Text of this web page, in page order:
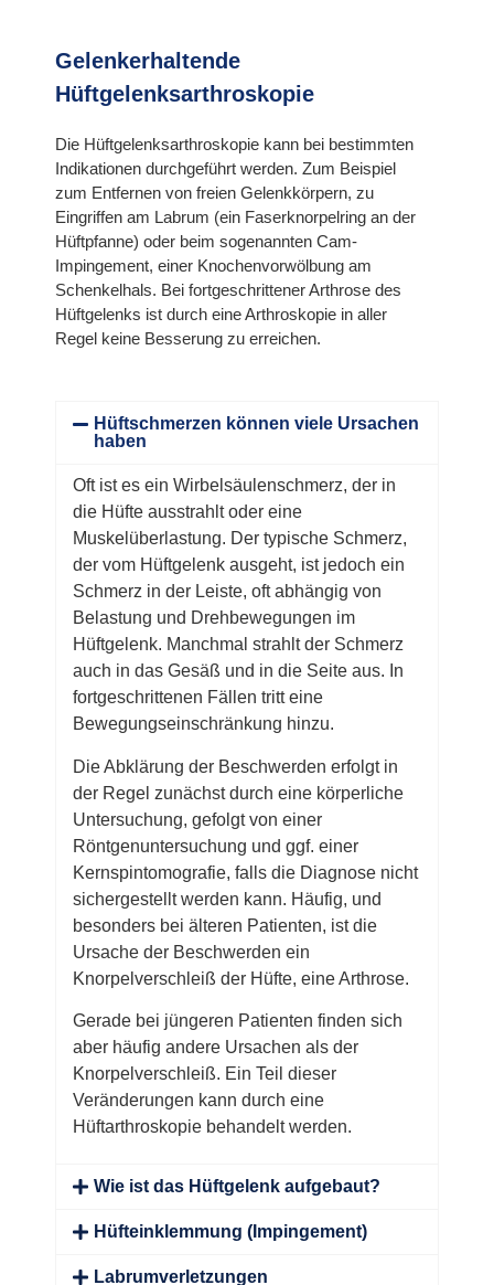
Gelenkerhaltende
Hüftgelenksarthroskopie
Die Hüftgelenksarthroskopie kann bei bestimmten
Indikationen durchgeführt werden. Zum Beispiel
zum Entfernen von freien Gelenkkörpern, zu
Eingriffen am Labrum (ein Faserknorpelring an der
Hüftpfanne) oder beim sogenannten Cam-
Impingement, einer Knochenvorwölbung am
Schenkelhals. Bei fortgeschrittener Arthrose des
Hüftgelenks ist durch eine Arthroskopie in aller
Regel keine Besserung zu erreichen.
Hüftschmerzen können viele Ursachen
haben
Oft ist es ein Wirbelsäulenschmerz, der in
die Hüfte ausstrahlt oder eine
Muskelüberlastung. Der typische Schmerz,
der vom Hüftgelenk ausgeht, ist jedoch ein
Schmerz in der Leiste, oft abhängig von
Belastung und Drehbewegungen im
Hüftgelenk. Manchmal strahlt der Schmerz
auch in das Gesäß und in die Seite aus. In
fortgeschrittenen Fällen tritt eine
Bewegungseinschränkung hinzu.
Die Abklärung der Beschwerden erfolgt in
der Regel zunächst durch eine körperliche
Untersuchung, gefolgt von einer
Röntgenuntersuchung und ggf. einer
Kernspintomografie, falls die Diagnose nicht
sichergestellt werden kann. Häufig, und
besonders bei älteren Patienten, ist die
Ursache der Beschwerden ein
Knorpelverschleiß der Hüfte, eine Arthrose.
Gerade bei jüngeren Patienten finden sich
aber häufig andere Ursachen als der
Knorpelverschleiß. Ein Teil dieser
Veränderungen kann durch eine
Hüftarthroskopie behandelt werden.
Wie ist das Hüftgelenk aufgebaut?
Hüfteinklemmung (Impingement)
Labrumverletzungen